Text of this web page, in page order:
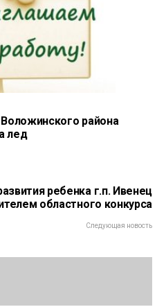
района
лед
ребенка г.п. Ивенец
областного конкурса
Следующая новость